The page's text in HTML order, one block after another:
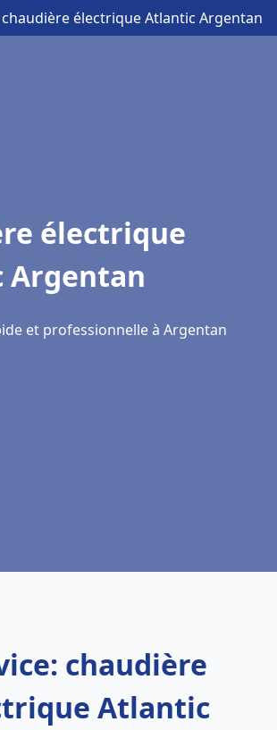
chaudière électrique Atlantic Argentan
électrique
et professionnelle à Argentan
chaudière
Atlantic